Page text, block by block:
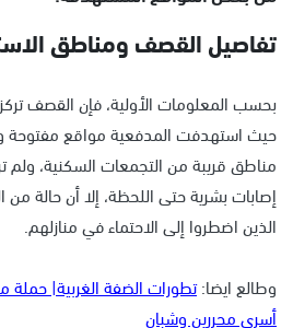
تفاصيل القصف ومناطق
بحسب المعلومات الأولية، فإن القصف
حيث استهدفت المدفعية مواقع مفتوحة
مناطق قريبة من التجمعات السكنية، ولم
إصابات بشرية حتى اللحظة، إلا أن حالة من
الذين اضطروا إلى الاحتماء في منازلهم.
وطالع ايضا:تطورات الضفة الغربية|
أسرى محررين وشبان